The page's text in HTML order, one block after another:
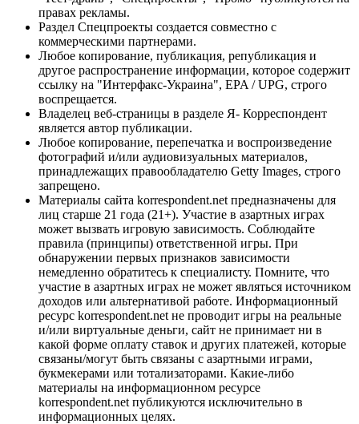
правах рекламы.
Раздел Спецпроекты создается совместно с
коммерческими партнерами.
Любое копирование, публикация, републикация и
другое распространение информации, которое содержит
ссылку на "Интерфакс-Украина", EPA / UPG, строго
воспрещается.
Владелец веб-страницы в разделе Я- Корреспондент
является автор публикации.
Любое копирование, перепечатка и воспроизведение
фотографий и/или аудиовизуальных материалов,
принадлежащих правообладателю Getty Images, строго
запрещено.
Материалы сайта korrespondent.net предназначены для
лиц старше 21 года (21+). Участие в азартных играх
может вызвать игровую зависимость. Соблюдайте
правила (принципы) ответственной игры. При
обнаружении первых признаков зависимости
немедленно обратитесь к специалисту. Помните, что
участие в азартных играх не может являться источником
доходов или альтернативой работе. Информационный
ресурс korrespondent.net не проводит игры на реальные
и/или виртуальные деньги, сайт не принимает ни в
какой форме оплату ставок и других платежей, которые
связаны/могут быть связаны с азартными играми,
букмекерами или тотализаторами. Какие-либо
материалы на информационном ресурсе
korrespondent.net публикуются исключительно в
информационных целях.